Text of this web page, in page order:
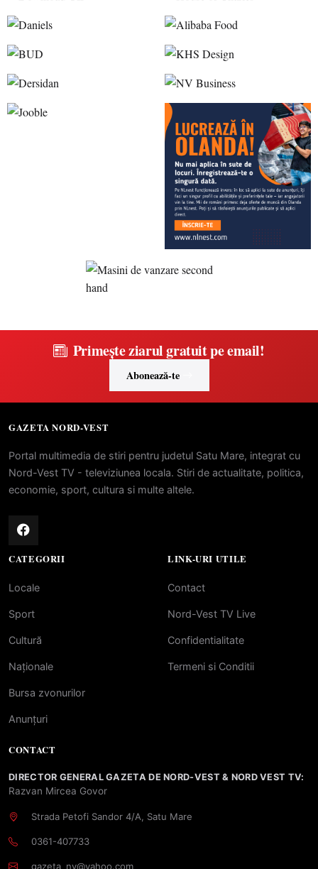
Primește ziarul gratuit pe email!
Abonează-te
GAZETA NORD-VEST
Portal multimedia de stiri pentru judetul Satu Mare, integrat cu
Nord-Vest TV - televiziunea locala. Stiri de actualitate, politica,
economie, sport, cultura si multe altele.
CATEGORII
Locale
Sport
Cultură
Naționale
Bursa zvonurilor
Anunțuri
LINK-URI UTILE
Contact
Nord-Vest TV Live
Confidentialitate
Termeni si Conditii
CONTACT
DIRECTOR GENERAL GAZETA DE NORD-VEST & NORD VEST TV:
Razvan Mircea Govor
Strada Petofi Sandor 4/A, Satu Mare
0361-407733
gazeta_nv@yahoo.com